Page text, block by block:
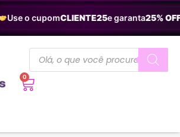
Use o cupomCLIENTE25e garanta25% OFF.
0